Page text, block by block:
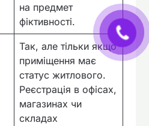
на предмет
фіктивності.
Так, але тільки якщо
приміщення має
статус житлового.
Реєстрація в офісах,
магазинах чи
складах